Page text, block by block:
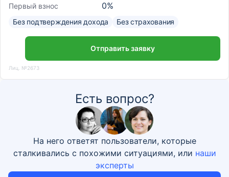
Первый взнос 0%
Без подтверждения дохода Без страхования
Отправить заявку
Лиц. №2673
Есть вопрос?
На него ответят пользователи, которые
сталкивались с похожими ситуациями, или наши
эксперты